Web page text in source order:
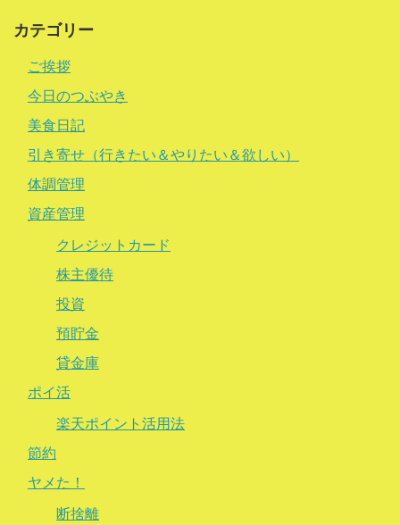
カテゴリー
ご挨拶
今日のつぶやき
美食日記
引き寄せ（行きたい＆やりたい＆欲しい）
体調管理
資産管理
クレジットカード
株主優待
投資
預貯金
貸金庫
ポイ活
楽天ポイント活用法
節約
ヤメた！
断捨離